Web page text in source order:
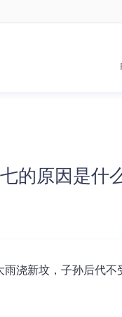
的原因是什
浇新坟，子孙后代